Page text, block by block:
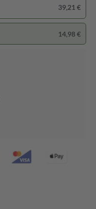
39,21 €
14,98 €